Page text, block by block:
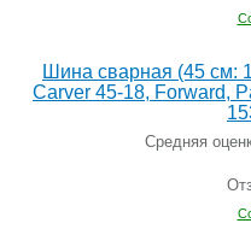
Шина сварная (45 см:
Carver 45-18, Forward,
Средняя